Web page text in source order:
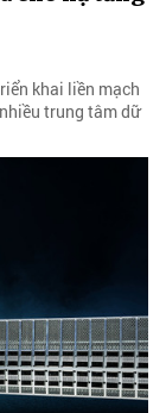
khai liền mạch
trung tâm dữ